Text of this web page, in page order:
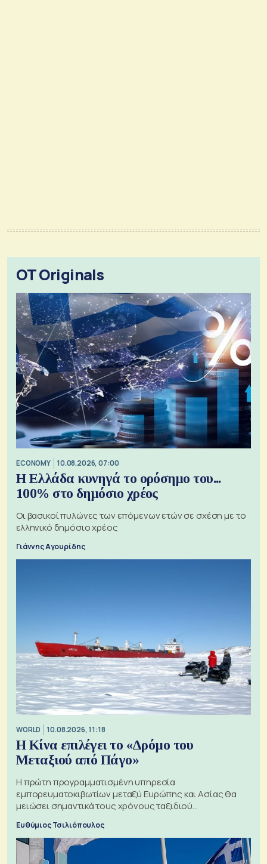
OT Originals
ECONOMY 10.08.2026, 07:00
Η Ελλάδα κυνηγά το ορόσημο του...
100% στο δημόσιο χρέος
Οι βασικοί πυλώνες των επόμενων ετών σε σχέση με το
ελληνικό δημόσιο χρέος
Γιάννης Αγουρίδης
WORLD 10.08.2026, 11:18
Η Κίνα επιλέγει το «Δρόμο του
Μεταξιού από Πάγο»
Η πρώτη προγραμματισμένη υπηρεσία
εμπορευματοκιβωτίων μεταξύ Ευρώπης και Ασίας θα
μειώσει σημαντικά τους χρόνους ταξιδιού
χρησιμοποιώντας την Αρκτική ως πλωτή οδό
Ευθύμιος Τσιλιόπουλος